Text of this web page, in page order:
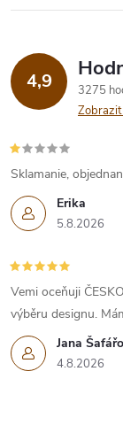
4,9
3275
Erika
5.8.2026
Sklamanie,
Jana
4.8.2026
Vemi oceňuji
výběru designu.